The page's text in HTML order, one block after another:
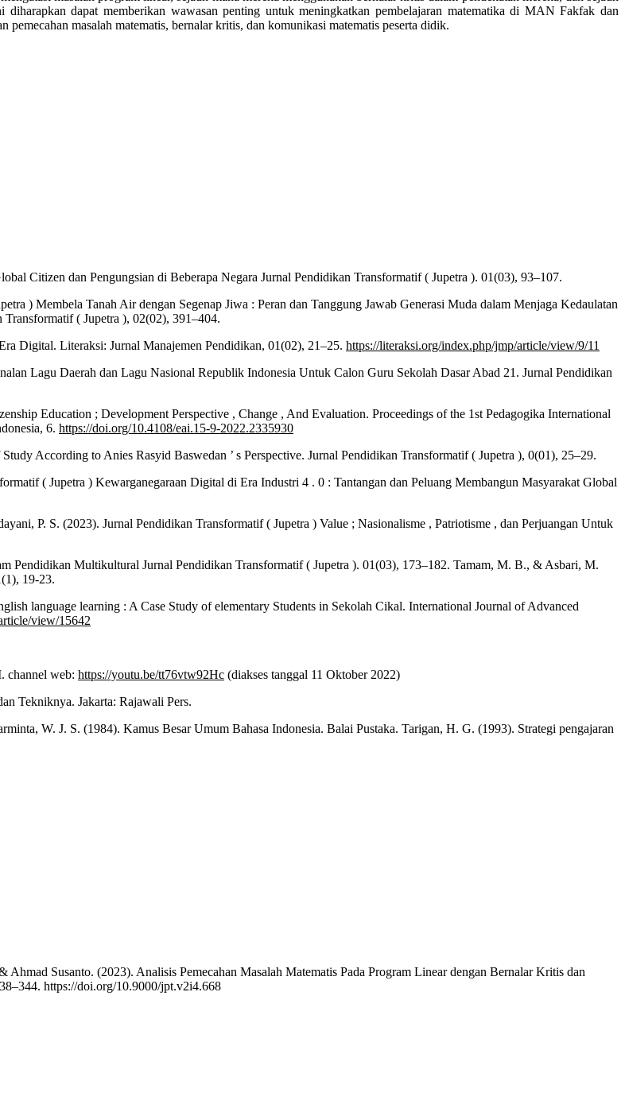
diharapkan dapat memberikan wawasan penting untuk meningkatkan pembelajaran matematika di MAN Fakfak dan
masalah matematis, bernalar kritis, dan komunikasi matematis peserta didik.
Citizen dan Pengungsian di Beberapa Negara Jurnal Pendidikan Transformatif ( Jupetra ). 01(03), 93–107.
) Membela Tanah Air dengan Segenap Jiwa : Peran dan Tanggung Jawab Generasi Muda dalam Menjaga Kedaulatan
( Jupetra ), 02(02), 391–404.
Digital. Literaksi: Jurnal Manajemen Pendidikan, 01(02), 21–25. https://literaksi.org/index.php/jmp/article/view/9/11
Lagu Daerah dan Lagu Nasional Republik Indonesia Untuk Calon Guru Sekolah Dasar Abad 21. Jurnal Pendidikan
Education ; Development Perspective , Change , And Evaluation. Proceedings of the 1st Pedagogika International
6. https://doi.org/10.4108/eai.15-9-2022.2335930
According to Anies Rasyid Baswedan ’ s Perspective. Jurnal Pendidikan Transformatif ( Jupetra ), 0(01), 25–29.
( Jupetra ) Kewarganegaraan Digital di Era Industri 4 . 0 : Tantangan dan Peluang Membangun Masyarakat Global
P. S. (2023). Jurnal Pendidikan Transformatif ( Jupetra ) Value ; Nasionalisme , Patriotisme , dan Perjuangan Untuk
Pendidikan Multikultural Jurnal Pendidikan Transformatif ( Jupetra ). 01(03), 173–182. Tamam, M. B., & Asbari, M.
19-23.
language learning : A Case Study of elementary Students in Sekolah Cikal. International Journal of Advanced
view/15642
channel web: https://youtu.be/tt76vtw92Hc (diakses tanggal 11 Oktober 2022)
Tekniknya. Jakarta: Rajawali Pers.
W. J. S. (1984). Kamus Besar Umum Bahasa Indonesia. Balai Pustaka. Tarigan, H. G. (1993). Strategi pengajaran
Susanto. (2023). Analisis Pemecahan Masalah Matematis Pada Program Linear dengan Bernalar Kritis dan
https://doi.org/10.9000/jpt.v2i4.668